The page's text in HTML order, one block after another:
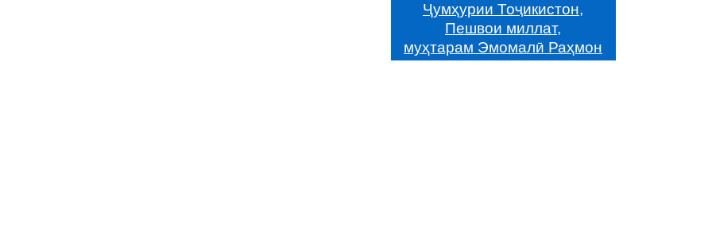
Ҷумҳурии Тоҷикистон,
Пешвои миллат,
муҳтарам Эмомалӣ Раҳмон